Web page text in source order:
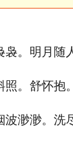
明月随人
舒怀抱。
渺。洗尽